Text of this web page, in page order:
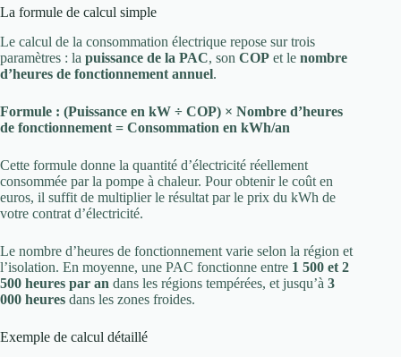
La formule de calcul simple
Le calcul de la consommation électrique repose sur trois
paramètres : la puissance de la PAC, son COP et le nombre
d’heures de fonctionnement annuel.
Formule : (Puissance en kW ÷ COP) × Nombre d’heures
de fonctionnement = Consommation en kWh/an
Cette formule donne la quantité d’électricité réellement
consommée par la pompe à chaleur. Pour obtenir le coût en
euros, il suffit de multiplier le résultat par le prix du kWh de
votre contrat d’électricité.
Le nombre d’heures de fonctionnement varie selon la région et
l’isolation. En moyenne, une PAC fonctionne entre 1 500 et 2
500 heures par an dans les régions tempérées, et jusqu’à 3
000 heures dans les zones froides.
Exemple de calcul détaillé